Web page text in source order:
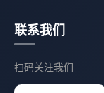
联系我们
扫码关注我们